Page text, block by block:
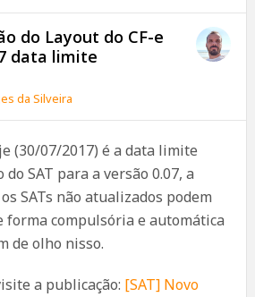
do Layout do CF-e
data limite
da Silveira
(30/07/2017) é a data limite
SAT para a versão 0.07, a
SATs não atualizados podem
forma compulsória e automática
de olho nisso.
a publicação: [SAT] Novo